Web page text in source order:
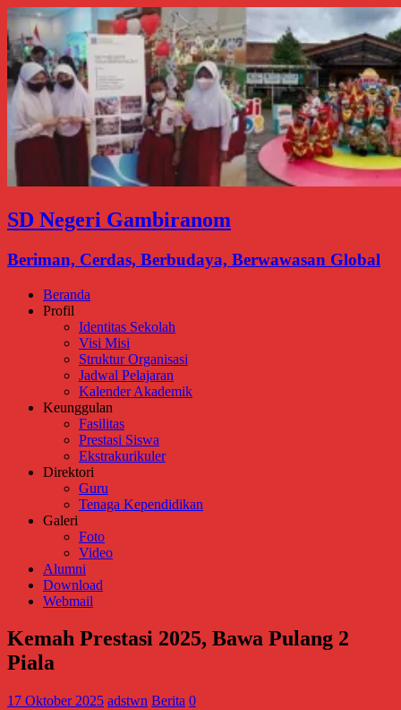
SD Negeri Gambiranom
Beriman, Cerdas, Berbudaya, Berwawasan Global
Beranda
Profil
Identitas Sekolah
Visi Misi
Struktur Organisasi
Jadwal Pelajaran
Kalender Akademik
Keunggulan
Fasilitas
Prestasi Siswa
Ekstrakurikuler
Direktori
Guru
Tenaga Kependidikan
Galeri
Foto
Video
Alumni
Download
Webmail
Kemah Prestasi 2025, Bawa Pulang 2
Piala
17 Oktober 2025 adstwn Berita 0